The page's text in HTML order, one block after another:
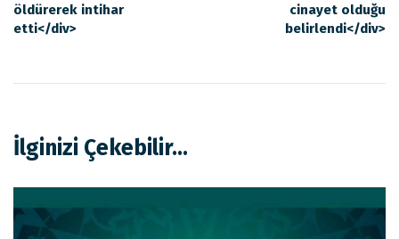
öldürerek intihar
etti</div>
cinayet olduğu
belirlendi</div>
İlginizi Çekebilir...